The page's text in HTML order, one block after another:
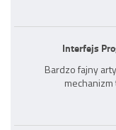
Interfejs
Bardzo fajny
mechanizm